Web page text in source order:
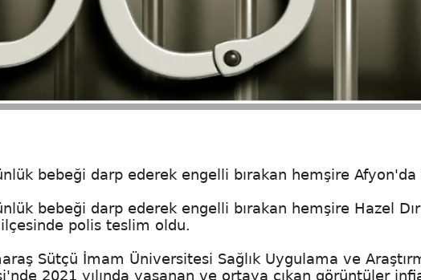
bebeği darp ederek engelli bırakan hemşire
bebeği darp ederek engelli bırakan hemşire Hazel
polis teslim oldu.
Sütçü İmam Üniversitesi Sağlık Uygulama ve
2021 yılında yaşanan ve ortaya çıkan görüntüler